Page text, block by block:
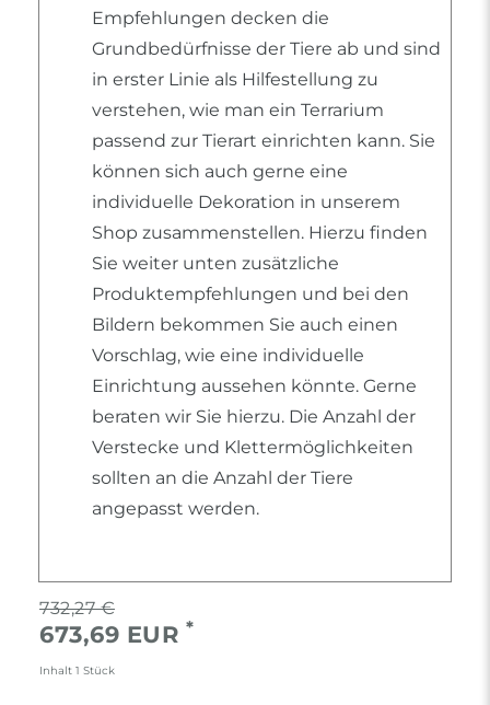
Empfehlungen decken die
Grundbedürfnisse der Tiere ab und sind
in erster Linie als Hilfestellung zu
verstehen, wie man ein Terrarium
passend zur Tierart einrichten kann. Sie
können sich auch gerne eine
individuelle Dekoration in unserem
Shop zusammenstellen. Hierzu finden
Sie weiter unten zusätzliche
Produktempfehlungen und bei den
Bildern bekommen Sie auch einen
Vorschlag, wie eine individuelle
Einrichtung aussehen könnte. Gerne
beraten wir Sie hierzu. Die Anzahl der
Verstecke und Klettermöglichkeiten
sollten an die Anzahl der Tiere
angepasst werden.
732,27 €
673,69 EUR *
Inhalt 1 Stück